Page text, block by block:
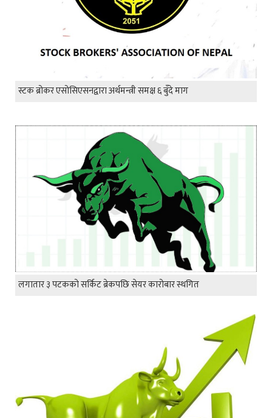
स्टक ब्रोकर एसोसिएसनद्वारा अर्थमन्त्री समक्ष ६ बुँदे माग
लगातार ३ पटकको सर्किट ब्रेकपछि सेयर कारोबार स्थगित